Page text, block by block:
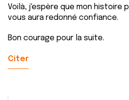
Voilà, j'espère que mon histoire
vous aura redonné confiance.
Bon courage pour la suite.
Citer